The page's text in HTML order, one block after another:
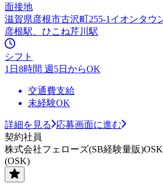
面接地
滋賀県彦根市古沢町255-1イオンタウ
彦根駅、ひこね芹川駅
シフト
1日8時間 週5日からOK
交通費支給
未経験OK
詳細を見る
応募画面に進む
契約社員
株式会社フェローズ(SB経験量販
(OSK)